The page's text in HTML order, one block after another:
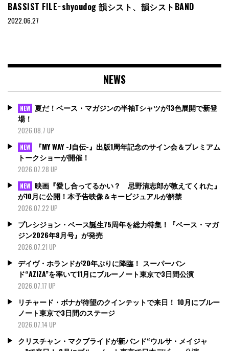
BASSIST FILE−shyoudog 韻シスト、韻シストBAND
2022.06.27
NEWS
NEW 夏だ！ベース・マガジンの半袖Tシャツが13色展開で新登
場！
2026.08.7 UP
NEW
『MY WAY -J自伝-』出版1周年記念のサイン会＆プレミアム
トークショーが開催！
2026.07.28 UP
NEW 映画『愛し合ってるかい？ 忌野清志郎が教えてくれた』
が10月に公開！本予告映像＆キービジュアルが解禁
2026.07.22 UP
プレシジョン・ベース誕生75周年を総力特集！『ベース・マガ
ジン2026年8月号』が発売
2026.07.21 UP
デイヴ・ホランドが20年ぶりに降臨！ スーパーバン
ド“AZIZA”を率いて11月にブルーノート東京で3日間公演
2026.07.17 UP
リチャード・ボナが待望のクインテットで来日！ 10月にブルー
ノート東京で3日間のステージ
2026.07.14 UP
クリスチャン・マクブライドが新バンド“ウルサ・メイジャ